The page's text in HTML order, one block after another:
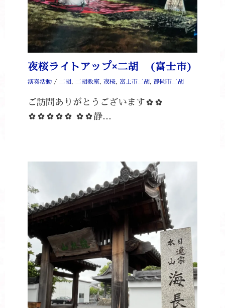
夜桜ライトアップ×二胡 (富士市)
演奏活動/ 二胡, 二胡教室, 夜桜, 富士市二胡, 静岡市二胡
ご訪問ありがとうございます✿✿
✿✿✿✿✿ ✿✿静…